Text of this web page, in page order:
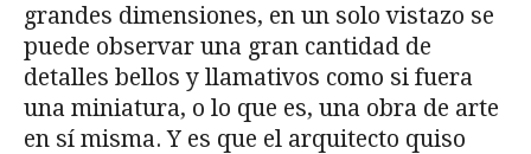
grandes dimensiones, en un solo vistazo se
puede observar una gran cantidad de
detalles bellos y llamativos como si fuera
una miniatura, o lo que es, una obra de arte
en sí misma. Y es que el arquitecto quiso